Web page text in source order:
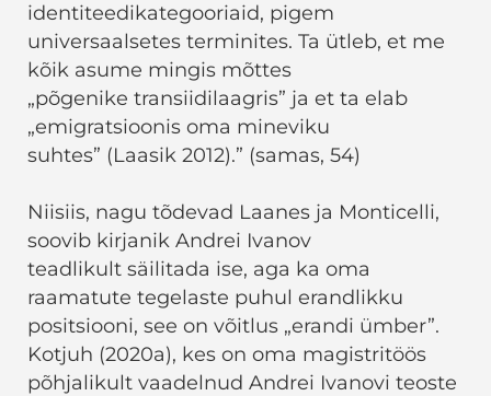
identiteedikategooriaid, pigem
universaalsetes terminites. Ta ütleb, et me
kõik asume mingis mõttes
„põgenike transiidilaagris” ja et ta elab
„emigratsioonis oma mineviku
suhtes” (Laasik 2012).” (samas, 54)
Niisiis, nagu tõdevad Laanes ja Monticelli,
soovib kirjanik Andrei Ivanov
teadlikult säilitada ise, aga ka oma
raamatute tegelaste puhul erandlikku
positsiooni, see on võitlus „erandi ümber”.
Kotjuh (2020a), kes on oma magistritöös
põhjalikult vaadelnud Andrei Ivanovi teoste